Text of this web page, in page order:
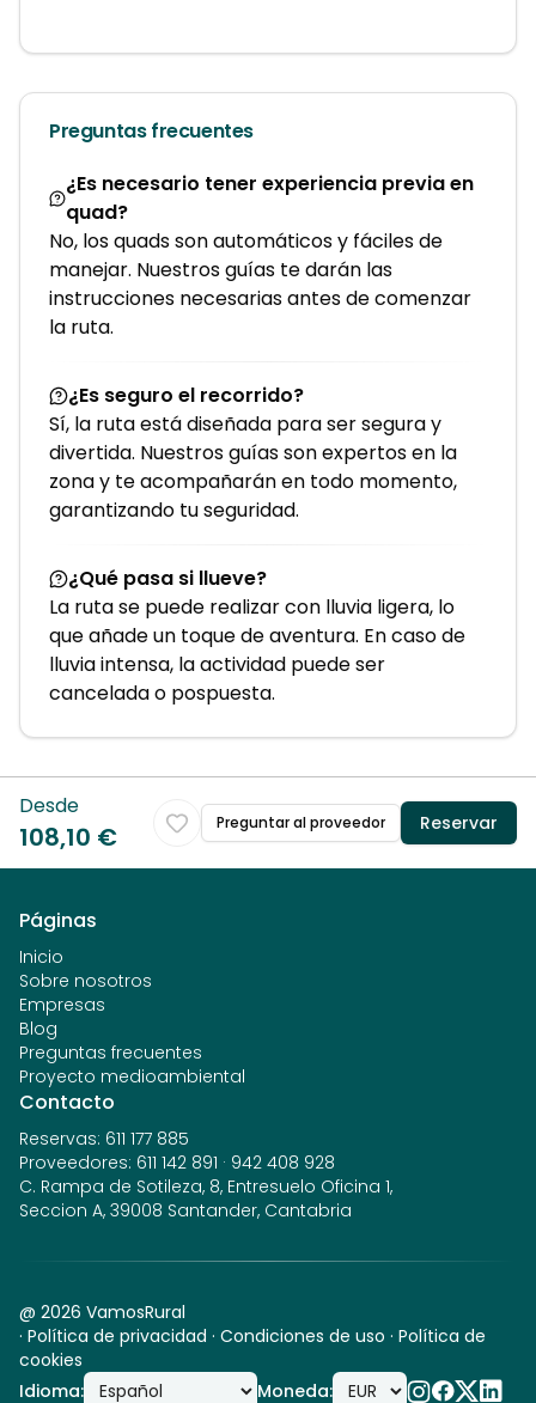
Preguntas frecuentes
¿Es necesario tener experiencia previa en
quad?
No, los quads son automáticos y fáciles de
manejar. Nuestros guías te darán las
instrucciones necesarias antes de comenzar
la ruta.
¿Es seguro el recorrido?
Sí, la ruta está diseñada para ser segura y
divertida. Nuestros guías son expertos en la
zona y te acompañarán en todo momento,
garantizando tu seguridad.
¿Qué pasa si llueve?
La ruta se puede realizar con lluvia ligera, lo
que añade un toque de aventura. En caso de
lluvia intensa, la actividad puede ser
cancelada o pospuesta.
Desde
108,10 € Preguntar al proveedor Reservar
Páginas
Inicio
Sobre nosotros
Empresas
Blog
Preguntas frecuentes
Proyecto medioambiental
Contacto
Reservas: 611 177 885
Proveedores: 611 142 891 · 942 408 928
C. Rampa de Sotileza, 8, Entresuelo Oficina 1,
Seccion A, 39008 Santander, Cantabria
@ 2026 VamosRural
· Política de privacidad · Condiciones de uso · Política de
cookies
Idioma: Moneda: